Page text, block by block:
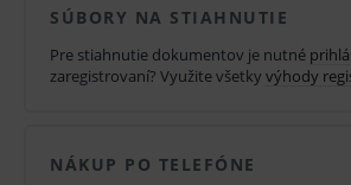
mm.
Vlastnosti a výhody:
SÚBORY NA STIAHNUTIE
Pre stiahnutie dokumentov je nutné
zaregistrovaní? Využite všetky výhody
NÁKUP PO TELEFÓNE